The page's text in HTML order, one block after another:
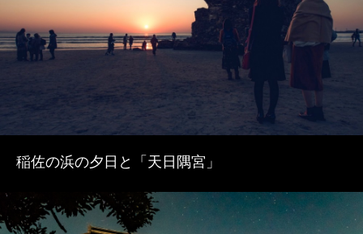
稲佐の浜の夕日と「天日隅宮」